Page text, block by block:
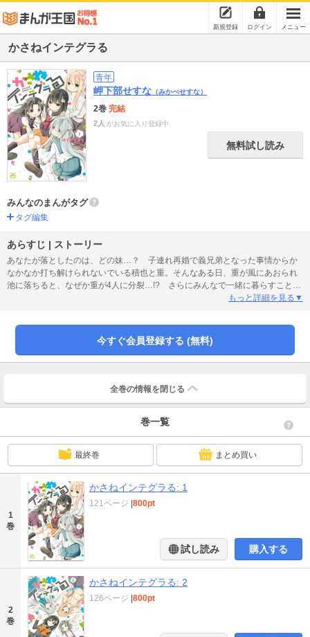
新規登録 ログイン メニュー
かさねインテグラる
青年
岬下部せすな （みかべせすな）
2巻 完結
2人 がお気に入り登録中
無料試し読み
みんなのまんがタグ
タグ編集
あらすじ | ストーリー
あなたが落としたのは、どの妹…？ 子連れ再婚で義兄弟となった事情からか
なかなか打ち解けられないでいる積也と重。そんなある日、重が風にあおられ
池に落ちると、なぜか重が4人に分裂…!? さらにみんなで一緒に暮らすこと
に!! こうして幕を開けた、個性豊かな姉妹とのちょっと変わった共同生活♪
もっと詳細を見る▼
今すぐ会員登録する (無料)
全巻の情報を 閉じる
巻一覧
最終巻 まとめ買い
1
巻
かさねインテグラる: 1
121ページ 800pt
試し読み 購入する
2
巻
かさねインテグラる: 2
126ページ 800pt